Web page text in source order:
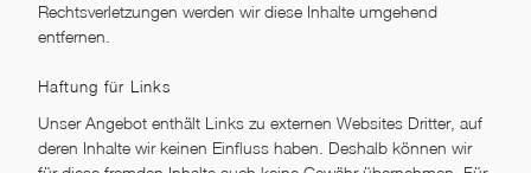
Rechtsverletzungen werden wir diese Inhalte umgehend
entfernen.
Haftung für Links
Unser Angebot enthält Links zu externen Websites Dritter, auf
deren Inhalte wir keinen Einfluss haben. Deshalb können wir